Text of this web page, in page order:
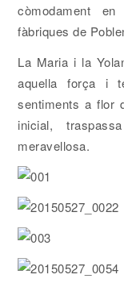
còmodament
fàbriques de
La Maria i la
aquella força i
sentiments a flor
inicial,
meravellosa.